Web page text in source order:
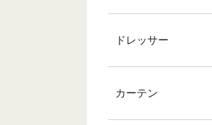
ドレッサー
カーテン